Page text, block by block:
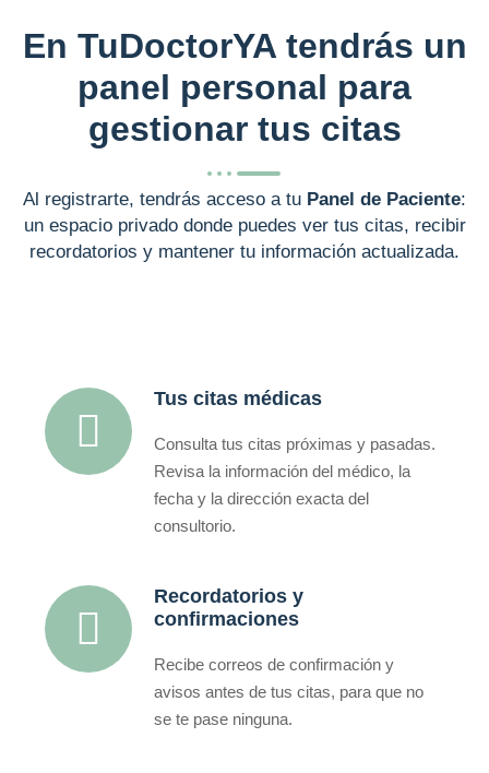
En TuDoctorYA tendrás un
panel personal para
gestionar tus citas
Al registrarte, tendrás acceso a tu Panel de Paciente:
un espacio privado donde puedes ver tus citas, recibir
recordatorios y mantener tu información actualizada.
Tus citas médicas
Consulta tus citas próximas y pasadas.
Revisa la información del médico, la
fecha y la dirección exacta del
consultorio.
Recordatorios y
confirmaciones
Recibe correos de confirmación y
avisos antes de tus citas, para que no
se te pase ninguna.